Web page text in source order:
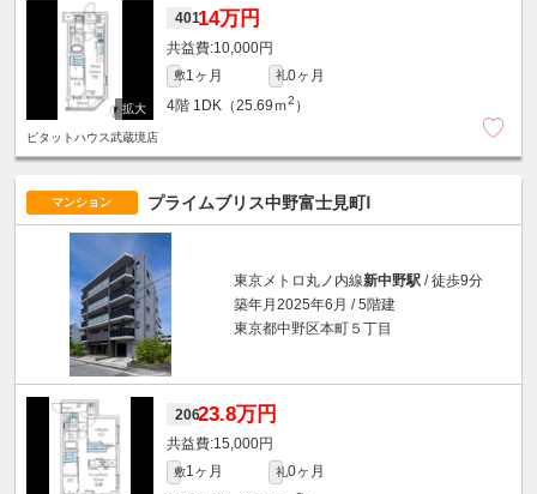
40114万円
10,000円
敷1ヶ月 礼0ヶ月
4階 1DK（25.69ｍ2 ）
ピタットハウス武蔵境店
マンション プライムブリス中野富士見町Ⅰ
東京メトロ丸ノ内線新中野駅 / 徒歩9分
築年月2025年6月 / 5階建
東京都中野区本町５丁目
20623.8万円
15,000円
敷1ヶ月 礼0ヶ月